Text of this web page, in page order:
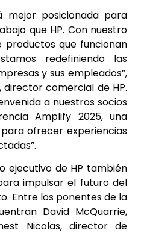
mejor posicionada para
que HP. Con nuestro
productos que funcionan
redefiniendo las
y sus empleados”,
comercial de HP.
a nuestros socios
Amplify 2025, una
ofrecer experiencias
ejecutivo de HP también
impulsar el futuro del
Entre los ponentes de la
David McQuarrie,
Nicolas, director de